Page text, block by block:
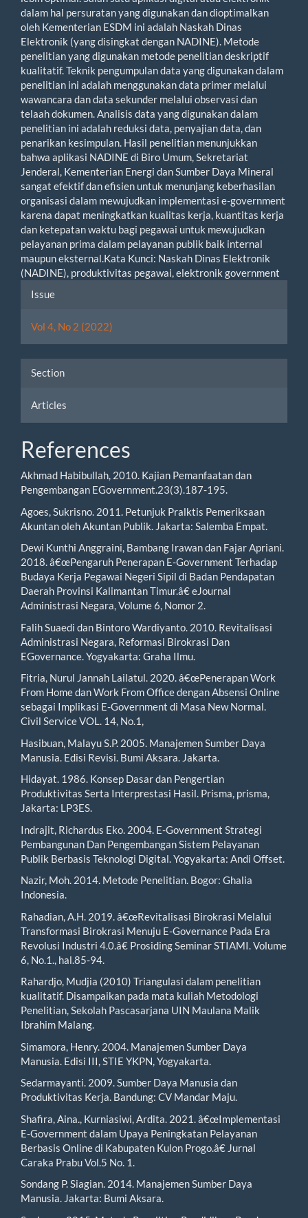
dalam hal persuratan yang digunakan dan dioptimalkan
oleh Kementerian ESDM ini adalah Naskah Dinas
Elektronik (yang disingkat dengan NADINE). Metode
penelitian yang digunakan metode penelitian deskriptif
kualitatif. Teknik pengumpulan data yang digunakan dalam
penelitian ini adalah menggunakan data primer melalui
wawancara dan data sekunder melalui observasi dan
telaah dokumen. Analisis data yang digunakan dalam
penelitian ini adalah reduksi data, penyajian data, dan
penarikan kesimpulan. Hasil penelitian menunjukkan
bahwa aplikasi NADINE di Biro Umum, Sekretariat
Jenderal, Kementerian Energi dan Sumber Daya Mineral
sangat efektif dan efisien untuk menunjang keberhasilan
organisasi dalam mewujudkan implementasi e-government
karena dapat meningkatkan kualitas kerja, kuantitas kerja
dan ketepatan waktu bagi pegawai untuk mewujudkan
pelayanan prima dalam pelayanan publik baik internal
maupun eksternal.Kata Kunci: Naskah Dinas Elektronik
(NADINE), produktivitas pegawai, elektronik government
Article
Details
Issue
Vol 4, No 2 (2022)
Section
Articles
References
Akhmad Habibullah, 2010. Kajian Pemanfaatan dan
Pengembangan EGovernment.23(3).187-195.
Agoes, Sukrisno. 2011. Petunjuk Pralktis Pemeriksaan
Akuntan oleh Akuntan Publik. Jakarta: Salemba Empat.
Dewi Kunthi Anggraini, Bambang Irawan dan Fajar Apriani.
2018. â€œPengaruh Penerapan E-Government Terhadap
Budaya Kerja Pegawai Negeri Sipil di Badan Pendapatan
Daerah Provinsi Kalimantan Timur.â€ eJournal
Administrasi Negara, Volume 6, Nomor 2.
Falih Suaedi dan Bintoro Wardiyanto. 2010. Revitalisasi
Administrasi Negara, Reformasi Birokrasi Dan
EGovernance. Yogyakarta: Graha Ilmu.
Fitria, Nurul Jannah Lailatul. 2020. â€œPenerapan Work
From Home dan Work From Office dengan Absensi Online
sebagai Implikasi E-Government di Masa New Normal.
Civil Service VOL. 14, No.1,
Hasibuan, Malayu S.P. 2005. Manajemen Sumber Daya
Manusia. Edisi Revisi. Bumi Aksara. Jakarta.
Hidayat. 1986. Konsep Dasar dan Pengertian
Produktivitas Serta Interprestasi Hasil. Prisma, prisma,
Jakarta: LP3ES.
Indrajit, Richardus Eko. 2004. E-Government Strategi
Pembangunan Dan Pengembangan Sistem Pelayanan
Publik Berbasis Teknologi Digital. Yogyakarta: Andi Offset.
Nazir, Moh. 2014. Metode Penelitian. Bogor: Ghalia
Indonesia.
Rahadian, A.H. 2019. â€œRevitalisasi Birokrasi Melalui
Transformasi Birokrasi Menuju E-Governance Pada Era
Revolusi Industri 4.0.â€ Prosiding Seminar STIAMI. Volume
6, No.1., hal.85-94.
Rahardjo, Mudjia (2010) Triangulasi dalam penelitian
kualitatif. Disampaikan pada mata kuliah Metodologi
Penelitian, Sekolah Pascasarjana UIN Maulana Malik
Ibrahim Malang.
Simamora, Henry. 2004. Manajemen Sumber Daya
Manusia. Edisi III, STIE YKPN, Yogyakarta.
Sedarmayanti. 2009. Sumber Daya Manusia dan
Produktivitas Kerja. Bandung: CV Mandar Maju.
Shafira, Aina., Kurniasiwi, Ardita. 2021. â€œImplementasi
E-Government dalam Upaya Peningkatan Pelayanan
Berbasis Online di Kabupaten Kulon Progo.â€ Jurnal
Caraka Prabu Vol.5 No. 1.
Sondang P. Siagian. 2014. Manajemen Sumber Daya
Manusia. Jakarta: Bumi Aksara.